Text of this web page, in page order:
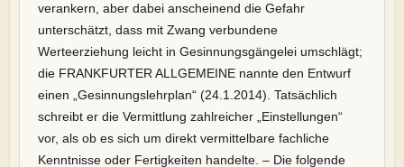
verankern, aber dabei anscheinend die Gefahr
unterschätzt, dass mit Zwang verbundene
Werteerziehung leicht in Gesinnungsgängelei umschlägt;
die FRANKFURTER ALLGEMEINE nannte den Entwurf
einen „Gesinnungslehrplan“ (24.1.2014). Tatsächlich
schreibt er die Vermittlung zahlreicher „Einstellungen“
vor, als ob es sich um direkt vermittelbare fachliche
Kenntnisse oder Fertigkeiten handelte. – Die folgende